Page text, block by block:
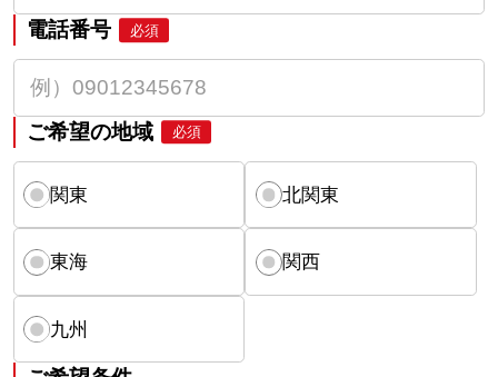
電話番号 必須
ご希望の地域 必須
関東 北関東
東海 関西
九州